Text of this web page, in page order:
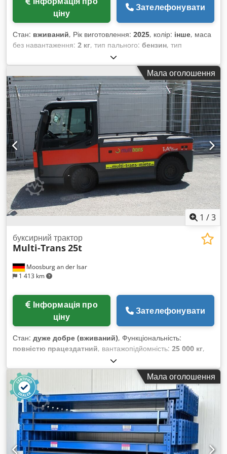
професійну доставку в будь-яку країну для швидкої та
надійної поставки. Індивідуальні розміри: продукція
шоуруму: Im Mannenberg 9a, 53557 Bad Hönningen За
додатковою інформацією або для індивідуального
проєктування звертайтеся до нас!
ціну
Зателефонувати
Стан: вживаний, Рік виготовлення: 2025, колір: інше, маса
без навантаження: 2 кг, тип пального: бензин, тип
Мала оголошення
1 /3
Moosburg an der Isar
1 413 km
буксирний трактор
Multi-Trans25t
ціну
Зателефонувати
Стан: дуже добре (вживаний), Функціональність:
повністю працездатний, вантажопідйомність: 25 000 кг,
Перевірка безпеки UVV
вантажопідйомність причепа: 25 000 кг - Розміри вантажної
платформи: 1955 x 1170 (1120 мм у задній частині) - Висота
вантажної платформи: 1000 мм - Привід: 2 електродвигуни
по 10 кВт, 80 В / 930 А·год Csdszmttbspfx Aftorf -
Характеристики: оптимальна маневреність, міцність і
надійність.
Мала оголошення